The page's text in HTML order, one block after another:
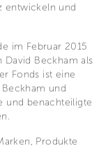
entwickeln und
im Februar 2015
David Beckham als
Fonds ist eine
und
und benachteiligte
Produkte